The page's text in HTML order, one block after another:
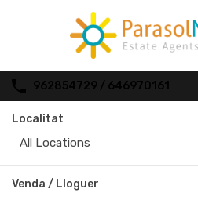
962854729 / 646970161
Localitat
All Locations
Venda / Lloguer